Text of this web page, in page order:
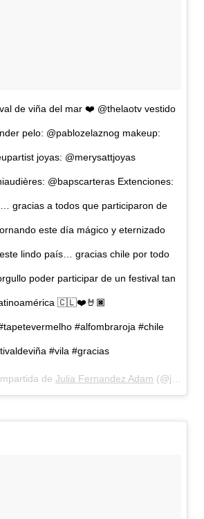
de viña del mar ❤️ @thelaotv vestido
pelo: @pablozelaznog makeup:
joyas: @merysattjoyas
@bapscarteras Extenciones:
gracias a todos que participaron de
este día mágico y eternizado
lindo país… gracias chile por todo
poder participar de un festival tan
🇨🇱❤️🤘🏿
#alfombraroja #chile
#vila #gracias
de Julia Fernandez Adam (@juliafernandescl) el